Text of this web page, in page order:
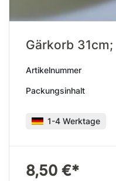
Gärkorb
Artikelnummer
Packungsinhalt
1-4 Werktage
8,50 €*